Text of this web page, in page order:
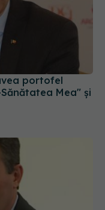
portofel
Mea" și